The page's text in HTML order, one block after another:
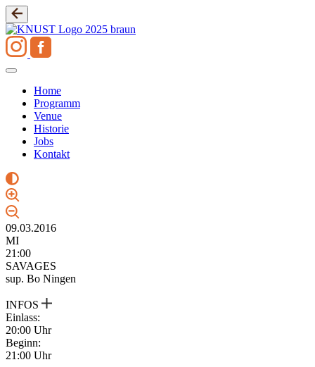
Zum
Inhalt
springen
Home
Programm
Venue
Historie
Jobs
Kontakt
09.03.2016
MI
21:00
SAVAGES
sup. Bo Ningen
INFOS
Einlass:
20:00 Uhr
Beginn:
21:00 Uhr